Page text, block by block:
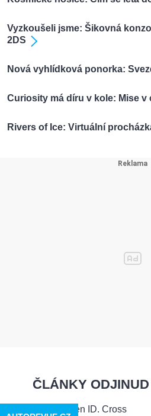
Vyzkoušeli jsme: Šikovná
2DS
Nová vyhlídková ponorka:
Curiosity má díru v kole: Mise v
Rivers of Ice: Virtuální
ČLÁNKY ODJINUD